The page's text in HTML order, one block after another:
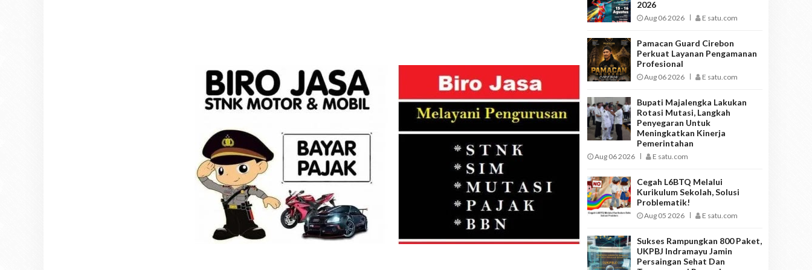
2026
Aug 06 2026 E satu.com
Pamacan Guard Cirebon
Perkuat Layanan Pengamanan
Profesional
Aug 06 2026 E satu.com
Bupati Majalengka Lakukan
Rotasi Mutasi, Langkah
Penyegaran Untuk
Meningkatkan Kinerja
Pemerintahan
Aug 06 2026 E satu.com
Cegah L6BTQ Melalui
Kurikulum Sekolah, Solusi
Problematik!
Aug 05 2026 E satu.com
Sukses Rampungkan 800 Paket,
UKPBJ Indramayu Jamin
Persaingan Sehat Dan